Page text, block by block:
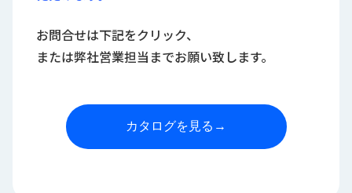
お問合せは下記をクリック、
または弊社営業担当までお願い致します。
カタログを見る →